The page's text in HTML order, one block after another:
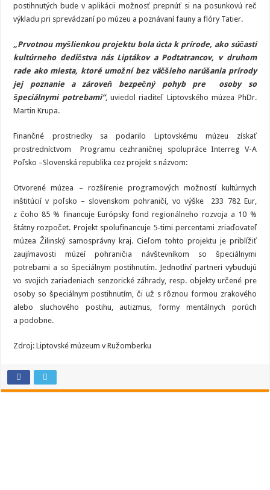
postihnutých bude v aplikácii možnosť prepnúť si na posunkovú reč
výkladu pri sprevádzaní po múzeu a poznávaní fauny a flóry Tatier.
„Prvotnou myšlienkou projektu bola úcta k prírode, ako súčasti
kultúrneho dedičstva nás Liptákov a Podtatrancov, v druhom
rade ako miesta, ktoré umožní bez väčšieho narúšania prírody
jej poznanie a zároveň bezpečný pohyb pre osoby so
špeciálnymi potrebami“, uviedol riaditeľ Liptovského múzea PhDr.
Martin Krupa.
Finančné prostriedky sa podarilo Liptovskému múzeu získať
prostredníctvom Programu cezhraničnej spolupráce Interreg V-A
Poľsko –Slovenská republika cez projekt s názvom:
Otvorené múzea – rozšírenie programových možností kultúrnych
inštitúcií v poľsko – slovenskom pohraničí, vo výške 233 782 Eur,
z čoho 85 % financuje Európsky fond regionálneho rozvoja a 10 %
štátny rozpočet. Projekt spolufinancuje 5-timi percentami zriaďovateľ
múzea Žilinský samosprávny kraj. Cieľom tohto projektu je priblížiť
zaujímavosti múzeí pohraničia návštevníkom so špeciálnymi
potrebami a so špeciálnym postihnutím. Jednotliví partneri vybudujú
vo svojich zariadeniach senzorické záhrady, resp. objekty určené pre
osoby so špeciálnym postihnutím, či už s rôznou formou zrakového
alebo sluchového postihu, autizmus, formy mentálnych porúch
a podobne.
Zdroj: Liptovské múzeum v Ružomberku